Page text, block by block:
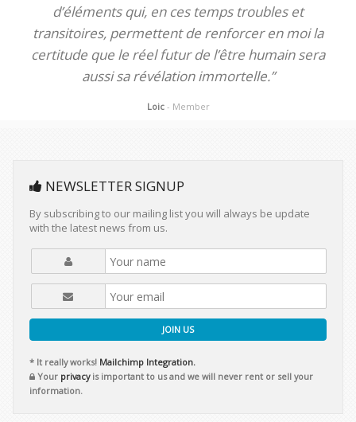
d’éléments qui, en ces temps troubles et
transitoires, permettent de renforcer en moi la
certitude que le réel futur de l’être humain sera
aussi sa révélation immortelle.”
Loic - Member
NEWSLETTER SIGNUP
By subscribing to our mailing list you will always be update
with the latest news from us.
JOIN US
* It really works! Mailchimp Integration.
Your privacyis important to us and we will never rent or sell your
information.